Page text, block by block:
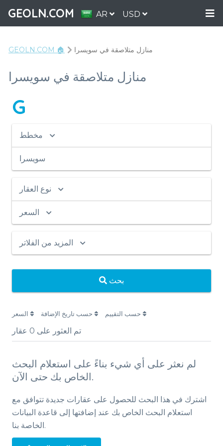
GEOLN.COM AR USD
GEOLN.COM 🏠 منازل متلاصقة في سويسرا
منازل متلاصقة في سويسرا
G
سويسرا
نوع العقار
السعر
المزيد من الفلاتر
بحث
تم العثور على 0 عقار
لم نعثر على أي شيء بناءً على استعلام البحث
الخاص بك حتى الآن.
اشترك في هذا البحث للحصول على عقارات جديدة تتوافق مع
استعلام البحث الخاص بك عند إضافتها إلى قاعدة البيانات
الخاصة بنا.